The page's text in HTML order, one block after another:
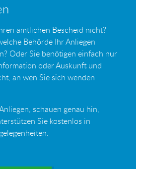
amtlichen Bescheid nicht?
Behörde Ihr Anliegen
Oder Sie benötigen einfach nur
oder Auskunft und
an wen Sie sich wenden
schauen genau hin,
Sie kostenlos in